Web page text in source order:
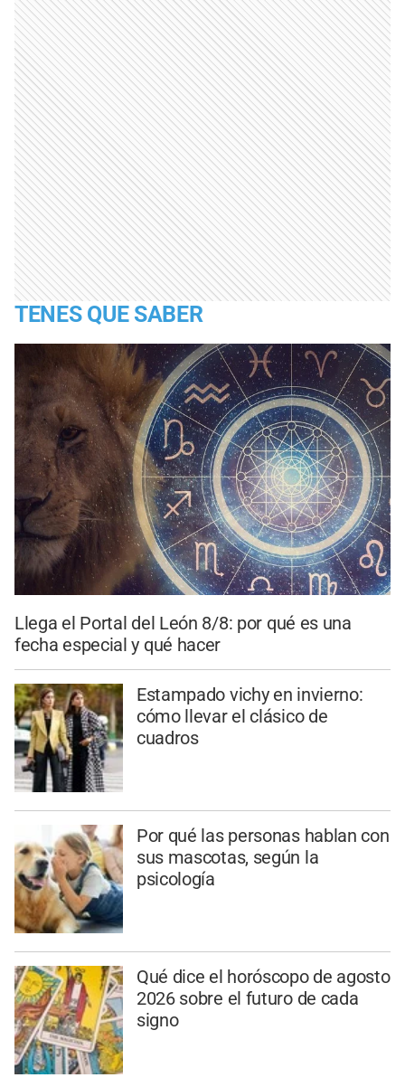
TENES QUE SABER
Llega el Portal del León 8/8: por qué es una
fecha especial y qué hacer
Estampado vichy en invierno:
cómo llevar el clásico de
cuadros
Por qué las personas hablan con
sus mascotas, según la
psicología
Qué dice el horóscopo de agosto
2026 sobre el futuro de cada
signo